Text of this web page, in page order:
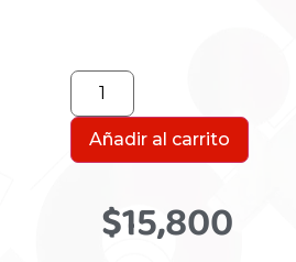
Añadir al carrito
$15,800